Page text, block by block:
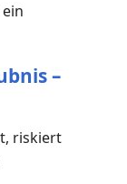
–
riskiert